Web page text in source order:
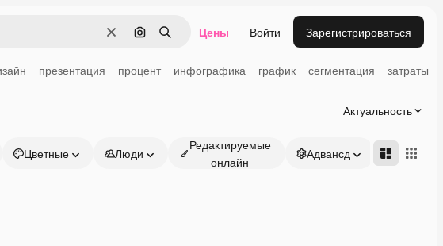
ОчиститьПоиск по изображению
Поиск Цены Войти Зарегистрироваться
презентация процент инфографика график сегментация затраты
Актуальность
Цветные Люди
Редактируемые
онлайн
Адвансд